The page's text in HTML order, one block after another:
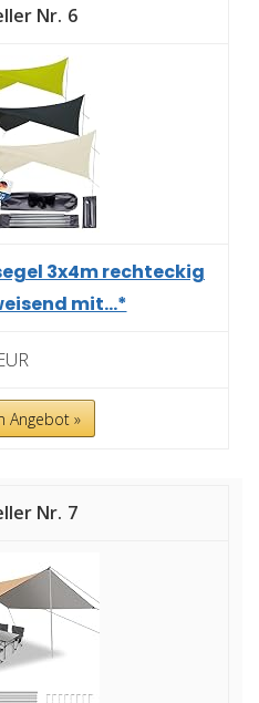
6
3x4m rechteckig
mit...*
Angebot »
7